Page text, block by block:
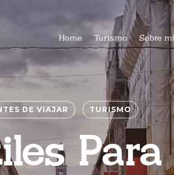
Home Turismo Sobre mí
DE VIAJAR TURISMO